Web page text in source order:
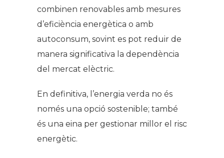
combinen renovables amb mesures
d’eficiència energètica o amb
autoconsum, sovint es pot reduir de
manera significativa la dependència
del mercat elèctric.
En definitiva, l’energia verda no és
només una opció sostenible; també
és una eina per gestionar millor el risc
energètic.